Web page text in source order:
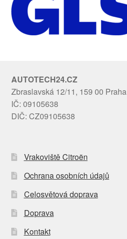
AUTOTECH24.CZ
Zbraslavská 12/11, 159 00 Praha
IČ: 09105638
DIČ: CZ09105638
Vrakoviště Citroën
Ochrana osobních údajů
Celosvětová doprava
Doprava
Kontakt